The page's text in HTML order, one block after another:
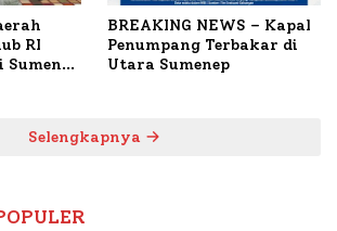
RI
BREAKING NEWS – Kapal
Penumpang Terbakar di
Utara Sumenep
Selengkapnya